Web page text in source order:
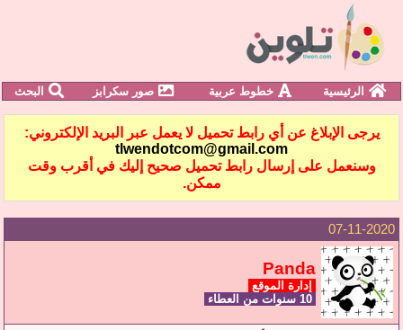
الرئيسية خطوط عربية صور سكرابز البحث
يرجى الإبلاغ عن أي رابط تحميل لا يعمل عبر البريد الإلكتروني:
tlwendotcom@gmail.com
وسنعمل على إرسال رابط تحميل صحيح إليك في أقرب وقت
ممكن.
07-11-2020
Panda
إدارة الموقع